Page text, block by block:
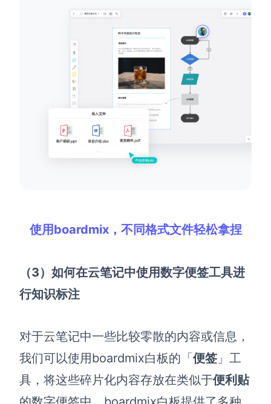
使用boardmix，不同格式文件轻松拿捏
（3）如何在云笔记中使用数字便签工具进
行知识标注
对于云笔记中一些比较零散的内容或信息 ，
我们可以使用boardmix白板的「便签 」工
具，将这些碎片化内容存放在类似于便利贴